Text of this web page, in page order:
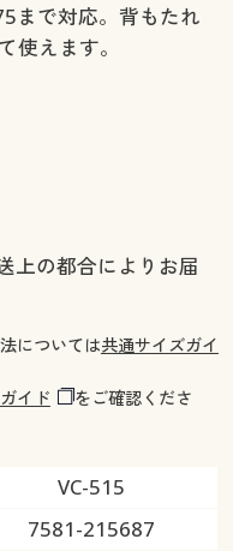
まで対応。背もたれ
使えます。
上の都合によりお届
については共通サイズガイ
イド
をご確認くださ
VC-515
7581-215687